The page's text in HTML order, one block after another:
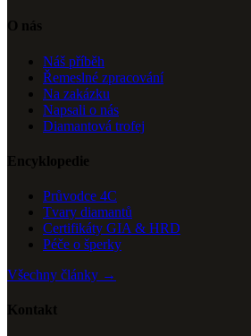
O nás
Náš příběh
Řemeslné zpracování
Na zakázku
Napsali o nás
Diamantová trofej
Encyklopedie
Průvodce 4C
Tvary diamantů
Certifikáty GIA & HRD
Péče o šperky
Všechny články →
Kontakt